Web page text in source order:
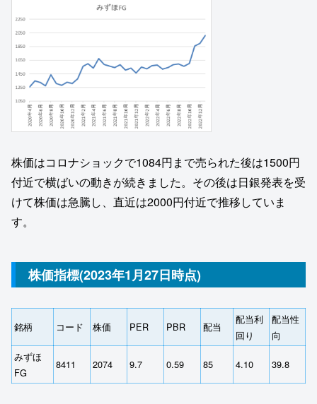
株価はコロナショックで1084円まで売られた後は1500円
付近で横ばいの動きが続きました。その後は日銀発表を受
けて株価は急騰し、直近は2000円付近で推移していま
す。
株価指標(2023年1月27日時点)
銘柄 コード 株価 PER PBR 配当
配当利
回り
配当性
向
みずほ
FG
8411 2074 9.7 0.59 85 4.10 39.8